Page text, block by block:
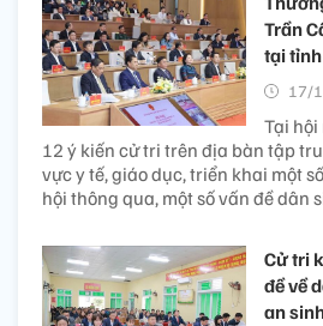
Trần
tại
17/
Tại
12 ý kiến cử tri trên địa bàn tập
vực y tế, giáo dục, triển khai một
hội thông qua, một số vấn đề dân
Cử tri
đề về
an